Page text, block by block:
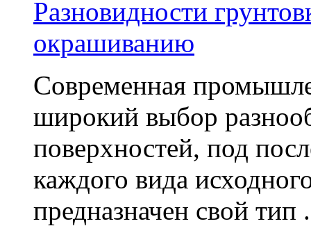
Разновидности
окрашиванию
Современная
широкий выбор
поверхностей, под
каждого вида
предназначен свой тип